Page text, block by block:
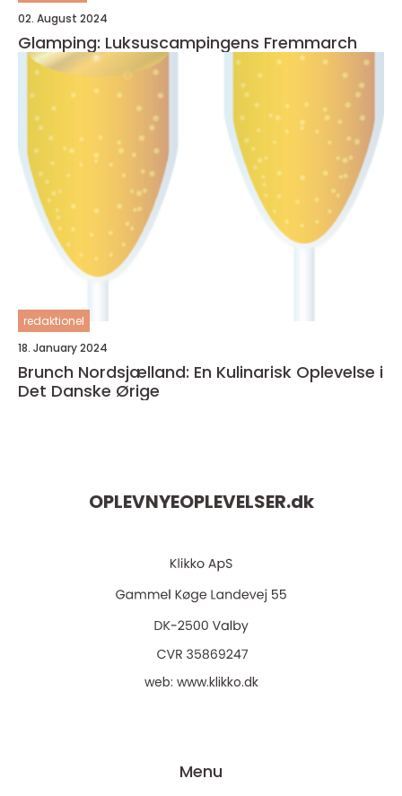
02. August 2024
Glamping: Luksuscampingens Fremmarch
redaktionel
18. January 2024
Brunch Nordsjælland: En Kulinarisk Oplevelse i
Det Danske Ørige
OPLEVNYEOPLEVELSER.dk
web: www.klikko.dk
Menu